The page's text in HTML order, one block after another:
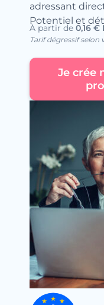
adressant
Potentiel et
À partir de 0,16 €
Tarif dégressif selon
Je crée